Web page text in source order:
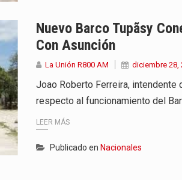
Nuevo Barco Tupãsy
Con Asunción
La Unión R800 AM diciembre 28,
Joao Roberto Ferreira, intendente
respecto al funcionamiento del
LEER MÁS
Publicado en Nacionales